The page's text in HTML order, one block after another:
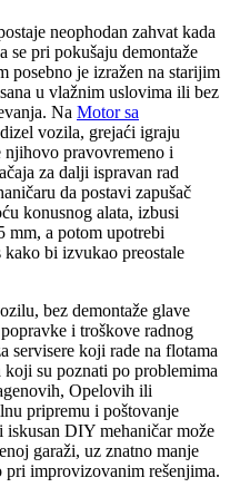
neophodan zahvat kada
se pri pokušaju demontaže
posebno je izražen na starijim
u vlažnim uslovima ili bez
Na Motor sa
vozila, grejaći igraju
pravovremeno i
za dalji ispravan rad
da postavi zapušač
konusnog alata, izbusi
mm, a potom upotrebi
bi izvukao preostale
bez demontaže glave
i troškove radnog
servisere koji rade na flotama
koji su poznati po problemima
Opelovih ili
pripremu i poštovanje
iskusan DIY mehaničar može
garaži, uz znatno manje
pri improvizovanim rešenjima.